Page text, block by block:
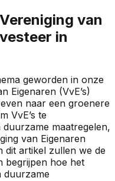
van
in
geworden in onze
Eigenaren (VvE’s)
naar een groenere
VvE’s te
maatregelen,
van Eigenaren
dit artikel zullen we de
begrijpen hoe het
duurzame